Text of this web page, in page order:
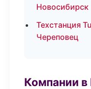
Новосибирск
Техстанция
Череповец
Компании